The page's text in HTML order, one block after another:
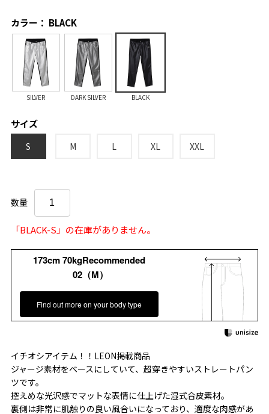
カラー： BLACK
SILVER DARK SILVER BLACK
サイズ
S M L XL XXL
数量
「BLACK-S」の在庫がありません。
173cm 70kgRecommended
02（M）
Find out more on your body type
イチオシアイテム！！LEON掲載商品
ジャージ素材をベースにしていて、超穿きやすいストレートパン
ツです。
控えめな光沢感でマットな表情に仕上げた湿式合皮素材。
裏側は非常に肌触りの良い風合いになっており、適度な肉感があ